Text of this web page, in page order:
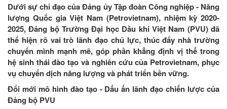
Dưới sự chỉ đạo của Đảng ủy Tập đoàn Công nghiệp - Năng
lượng Quốc gia Việt Nam (Petrovietnam), nhiệm kỳ 2020-
2025, Đảng bộ Trường Đại học Dầu khí Việt Nam (PVU) đã
thể hiện rõ vai trò lãnh đạo chủ lực, thúc đẩy nhà trường
chuyển mình mạnh mẽ, góp phần khẳng định vị thế trong
hệ sinh thái đào tạo và nghiên cứu của Petrovietnam, phục
vụ chuyển dịch năng lượng và phát triển bền vững.
Đổi mới mô hình đào tạo - Dấu ấn lãnh đạo chiến lược của
Đảng bộ PVU